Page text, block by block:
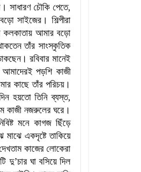
সাধারণ চৌকি পেতে,
সাইজের। শিল্পীরা
কলকাতায় আমার বড়ো
তাঁর সাংস্কৃতিক
রবিবার মানেই
পড়শি কাজী
কাছে তাঁর পরিচয়।
হয়তো তিনি ব্যস্ত,
কাজী নজরুলের ঘরে।
মনে কাগজ ছিঁড়ে
একদৃষ্টে তাকিয়ে
কাজের লোকেরা
ঘা বসিয়ে দিল